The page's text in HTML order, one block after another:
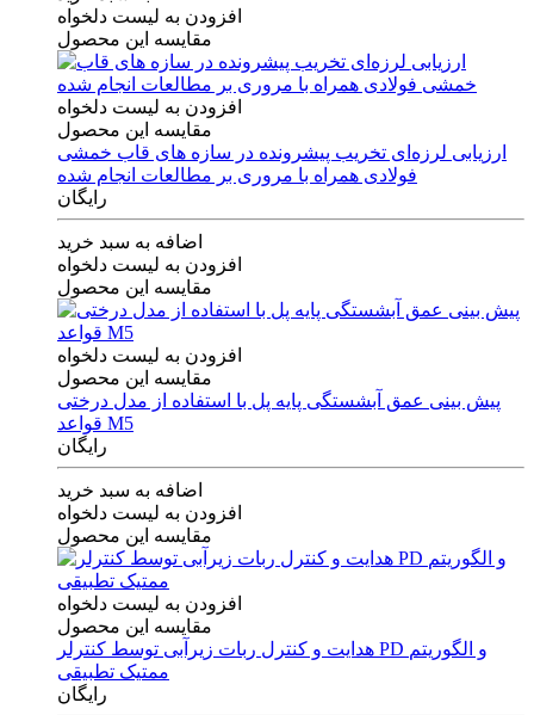
افزودن به لیست دلخواه
مقایسه این محصول
افزودن به لیست دلخواه
مقایسه این محصول
ارزیابی لرزه‌ای تخریب پیشرونده در سازه های قاب خمشی
فولادی همراه با مروری بر مطالعات انجام شده
رایگان
اضافه به سبد خرید
افزودن به لیست دلخواه
مقایسه این محصول
افزودن به لیست دلخواه
مقایسه این محصول
پیش بینی عمق آبشستگی پایه پل با استفاده از مدل درختی
قواعد M5
رایگان
اضافه به سبد خرید
افزودن به لیست دلخواه
مقایسه این محصول
افزودن به لیست دلخواه
مقایسه این محصول
هدایت و کنترل ربات زیرآبی توسط کنترلر PD و الگوریتم
ممتیک تطبیقی
رایگان